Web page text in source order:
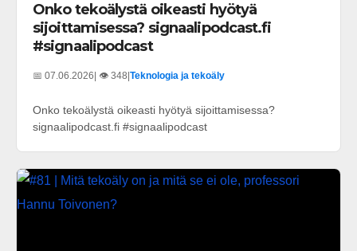
Onko tekoälystä oikeasti hyötyä
sijoittamisessa? signaalipodcast.fi
#signaalipodcast
📅 07.06.2026 | 👁️ 348 Teknologia ja tekoäly
Onko tekoälystä oikeasti hyötyä sijoittamisessa?
signaalipodcast.fi #signaalipodcast